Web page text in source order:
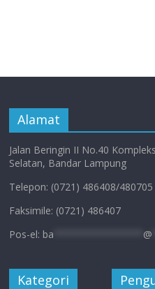
Alamat
Jalan Beringin II No.40
Selatan, Bandar Lampung
Telepon: (0721) 486408/480705
Faksimile: (0721) 486407
Pos-el: ba @
Kategori